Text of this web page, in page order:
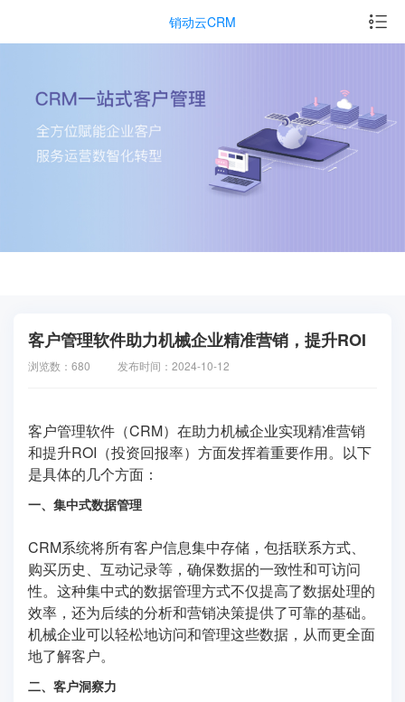
销动云CRM
客户管理软件助力机械企业精准营销，提升ROI
浏览数：680 发布时间：2024-10-12
客户管理软件（CRM）在助力机械企业实现精准营销
和提升ROI（投资回报率）方面发挥着重要作用。以下
是具体的几个方面：
一、集中式数据管理
CRM系统将所有客户信息集中存储，包括联系方式、
购买历史、互动记录等，确保数据的一致性和可访问
性。这种集中式的数据管理方式不仅提高了数据处理的
效率，还为后续的分析和营销决策提供了可靠的基础。
机械企业可以轻松地访问和管理这些数据，从而更全面
地了解客户。
二、客户洞察力